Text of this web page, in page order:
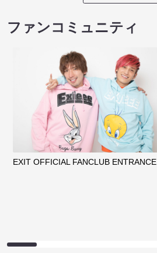
ファンコミュニティ
EXIT OFFICIAL FANCLUB ENTRANCE